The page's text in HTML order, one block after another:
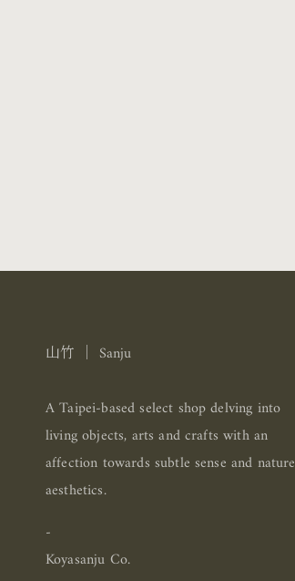
山竹 ｜ Sanju
A Taipei-based select shop delving into
living objects, arts and crafts with an
affection towards subtle sense and nature
aesthetics.
-
Koyasanju Co.